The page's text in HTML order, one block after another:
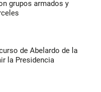
grupos armados y
de Abelardo de la
la Presidencia